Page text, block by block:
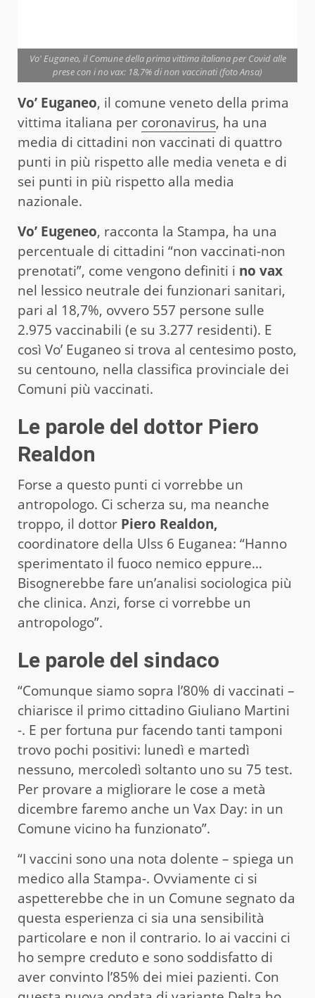
Vo' Euganeo, il Comune della prima vittima italiana per Covid alle
prese con i no vax: 18,7% di non vaccinati (foto Ansa)
Vo’ Euganeo, il comune veneto della prima
vittima italiana per coronavirus, ha una
media di cittadini non vaccinati di quattro
punti in più rispetto alle media veneta e di
sei punti in più rispetto alla media
nazionale.
Vo’ Eugeneo, racconta la Stampa, ha una
percentuale di cittadini “non vaccinati-non
prenotati”, come vengono definiti i no vax
nel lessico neutrale dei funzionari sanitari,
pari al 18,7%, ovvero 557 persone sulle
2.975 vaccinabili (e su 3.277 residenti). E
così Vo’ Euganeo si trova al centesimo posto,
su centouno, nella classifica provinciale dei
Comuni più vaccinati.
Le parole del dottor Piero
Realdon
Forse a questo punti ci vorrebbe un
antropologo. Ci scherza su, ma neanche
troppo, il dottor Piero Realdon,
coordinatore della Ulss 6 Euganea: “Hanno
sperimentato il fuoco nemico eppure…
Bisognerebbe fare un’analisi sociologica più
che clinica. Anzi, forse ci vorrebbe un
antropologo”.
Le parole del sindaco
“Comunque siamo sopra l’80% di vaccinati –
chiarisce il primo cittadino Giuliano Martini
-. E per fortuna pur facendo tanti tamponi
trovo pochi positivi: lunedì e martedì
nessuno, mercoledì soltanto uno su 75 test.
Per provare a migliorare le cose a metà
dicembre faremo anche un Vax Day: in un
Comune vicino ha funzionato”.
“I vaccini sono una nota dolente – spiega un
medico alla Stampa-. Ovviamente ci si
aspetterebbe che in un Comune segnato da
questa esperienza ci sia una sensibilità
particolare e non il contrario. Io ai vaccini ci
ho sempre creduto e sono soddisfatto di
aver convinto l’85% dei miei pazienti. Con